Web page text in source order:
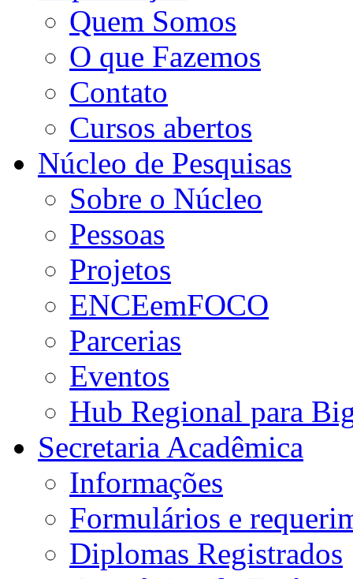
Quem Somos
O que Fazemos
Contato
Cursos abertos
Núcleo de Pesquisas
Sobre o Núcleo
Pessoas
Projetos
ENCEemFOCO
Parcerias
Eventos
Hub Regional para
Secretaria Acadêmica
Informações
Formulários e
Diplomas Registrados